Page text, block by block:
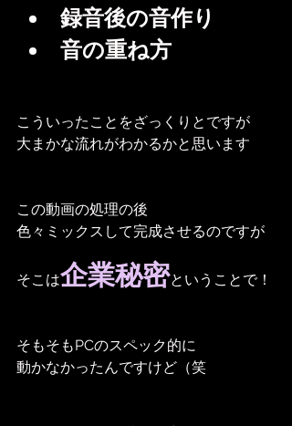
録音後の音作り
音の重ね方
こういったことをざっくりとですが
大まかな流れがわかるかと思います
この動画の処理の後
色々ミックスして完成させるのですが
そこは企業秘密ということで！
そもそもPCのスペック的に
動かなかったんですけど（笑